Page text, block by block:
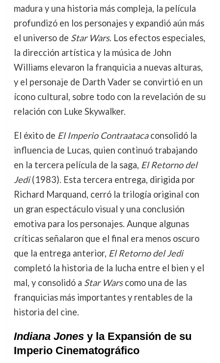
madura y una historia más compleja, la película
profundizó en los personajes y expandió aún más
el universo de Star Wars. Los efectos especiales,
la dirección artística y la música de John
Williams elevaron la franquicia a nuevas alturas,
y el personaje de Darth Vader se convirtió en un
ícono cultural, sobre todo con la revelación de su
relación con Luke Skywalker.
El éxito de El Imperio Contraatacaconsolidó la
influencia de Lucas, quien continuó trabajando
en la tercera película de la saga, El Retorno del
Jedi(1983). Esta tercera entrega, dirigida por
Richard Marquand, cerró la trilogía original con
un gran espectáculo visual y una conclusión
emotiva para los personajes. Aunque algunas
críticas señalaron que el final era menos oscuro
que la entrega anterior, El Retorno del Jedi
completó la historia de la lucha entre el bien y el
mal, y consolidó a Star Warscomo una de las
franquicias más importantes y rentables de la
historia del cine.
Indiana Jonesy la Expansión de su
Imperio Cinematográfico